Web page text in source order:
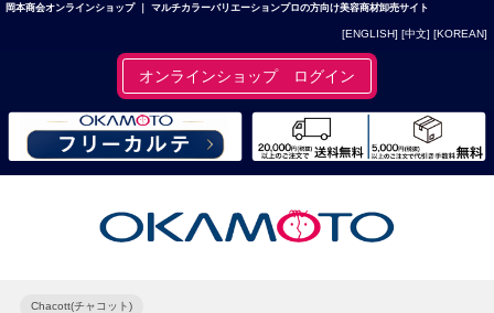
岡本商会オンラインショップ ｜ マルチカラーバリエーションプロの方向け美容商材卸売サイト
[ENGLISH] [中文] [KOREAN]
オンラインショップ ログイン
Chacott(チャコット)